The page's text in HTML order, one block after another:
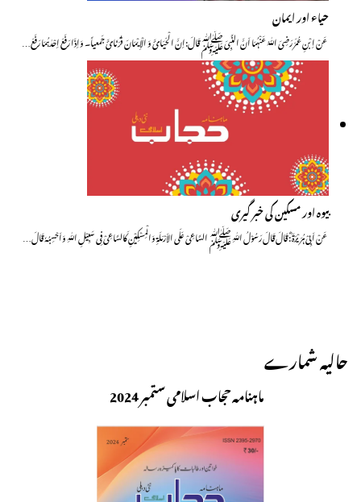
حیاء اور ایمان
عَنْ اِبْنِ عُمَرَ رَضِیَ اللّٰہُ عَنْہُمَا اَنَّ النَّبِیَ ﷺ قَالَ:اِنَّ الْحَیَائَ وَ الْاِیْمَانَ قُرَنَائَ جَمعیاً۔ وَاِذَا رَفَعَ اِحْدٰہُمَا رَفَعَ…
بیوہ اور مسکین کی خبر گیری
عَنْ اَبِیْ ہُرَیْرَۃَ ؓ: قَالَ قَالَ رَسُوْلُ اللّٰہِ ﷺ السَّاعِیْ عَلَی الاَرْمَلَۃِ وَالْمِسْکِیْنِ کَالسَّاعِیْ فِی سَبِیْلِ اللّٰہِ وَاَحْسِبُہٗ قَالَ…
حالیہ شمارے
ماہنامہ حجاب اسلامی ستمبر 2024